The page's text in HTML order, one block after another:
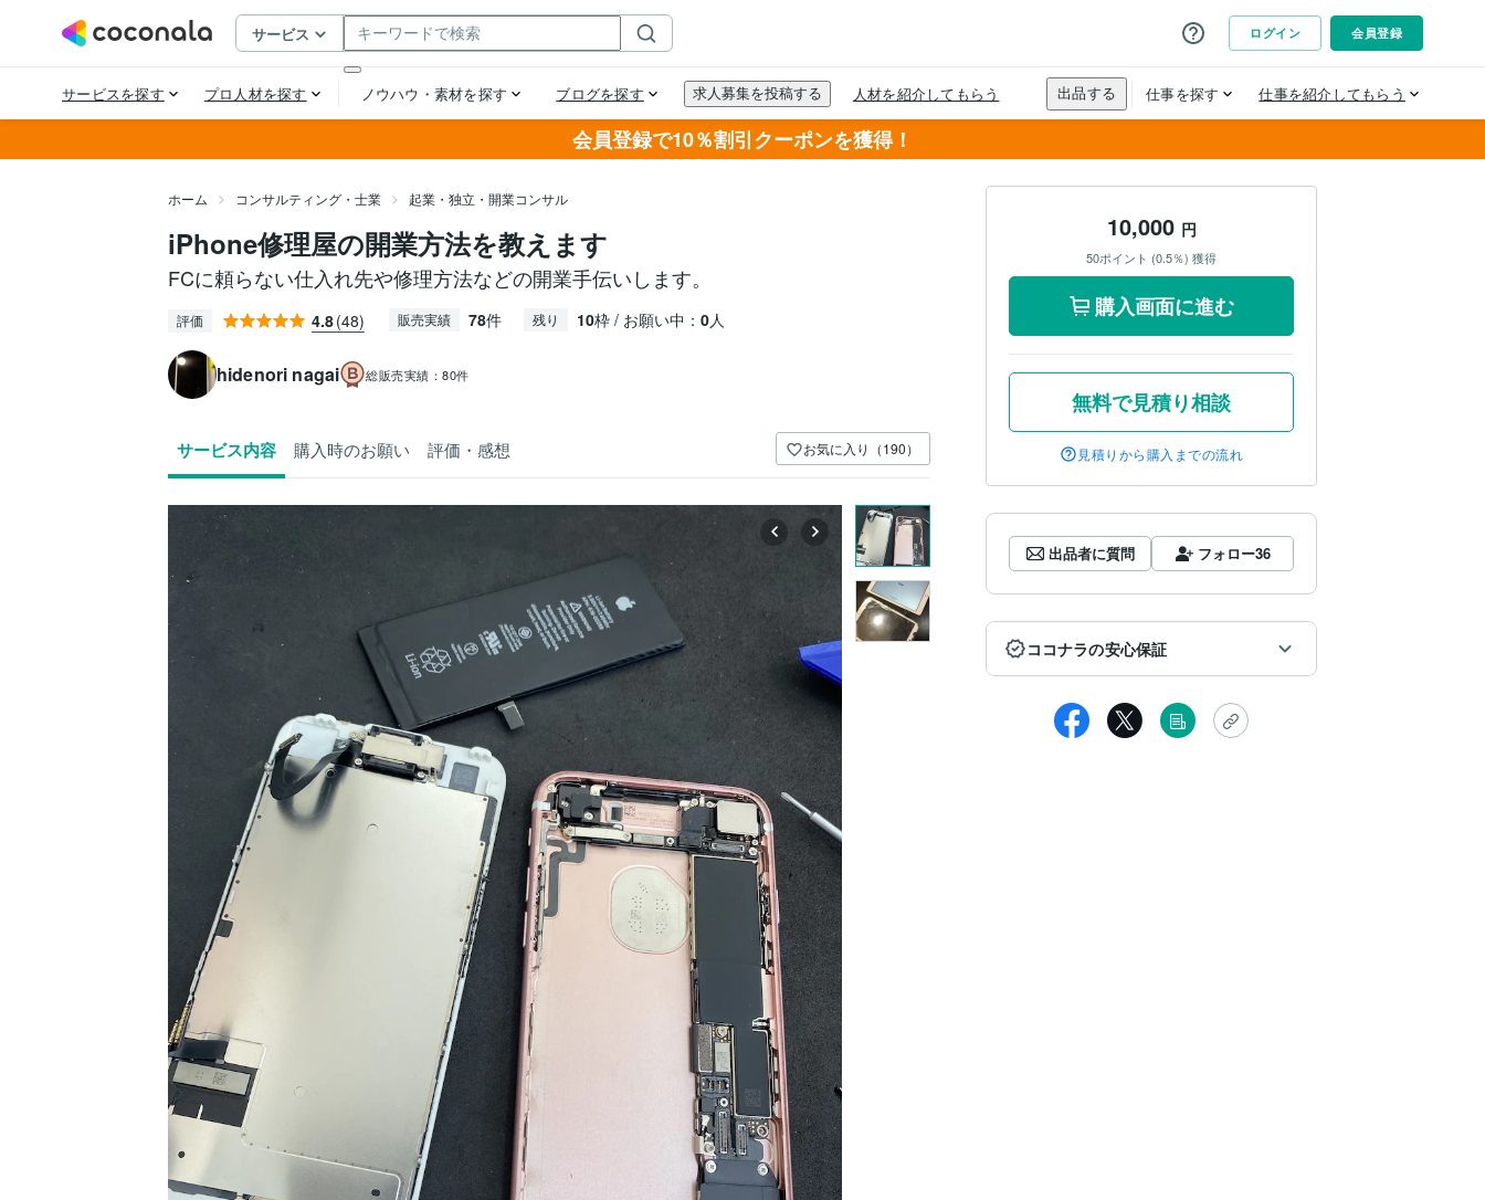
会員登録で10％割引クーポンを獲得！
ホーム コンサルティング・士業 起業・独立・開業コンサル
iPhone修理屋の開業方法を教えます
FCに頼らない仕入れ先や修理方法などの開業手伝いします。
評価 4.8(48) 販売実績 78件 残り 10枠 / お願い中： 0人
hidenori nagai 総販売実績：80件
サービス内容 購入時のお願い 評価・感想 お気に入り（190）
10,000 円
50ポイント (0.5％) 獲得
購入画面に進む
無料で見積り相談
見積りから購入までの流れ
出品者に質問 フォロー36
ココナラの安心保証